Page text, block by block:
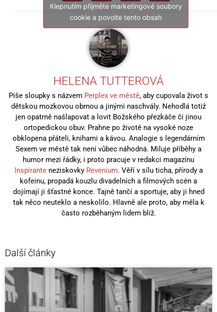
Klepnutím přijměte marketingové soubory
cookie a povolte tento obsah
HELENA TUTTEROVÁ
Píše sloupky s názvem Perplex ve městě, aby cupovala život s
dětskou mozkovou obrnou a jinými naschvály. Nehodlá totiž
jen opatrně našlapovat a lovit Božského přezkáče či jinou
ortopedickou obuv. Prahne po životě na vysoké noze
obklopena přáteli, knihami a kávou. Analogie s legendárním
Sexem ve městě tak není vůbec náhodná. Miluje příběhy a
humor mezi řádky, i proto pracuje v redakci magazínu
Inspiranteneziskovky Revenium. Věří v sílu ticha, přírody a
kofeinu, propadá kouzlu divadelních a filmových scén a
dojímají ji šťastné konce. Tajně tančí a sportuje, aby ji hned
tak něco neuteklo a neskolilo. Hlavně ale proto, aby měla k
často rozběhaným lidem blíž.
Další články